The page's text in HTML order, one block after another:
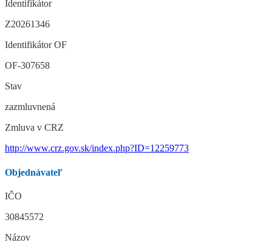
Identifikátor
Z20261346
Identifikátor OF
OF-307658
Stav
zazmluvnená
Zmluva v CRZ
http://www.crz.gov.sk/index.php?ID=12259773
Objednávateľ
IČO
30845572
Názov